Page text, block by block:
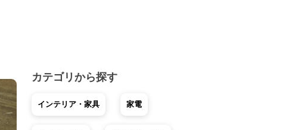
カテゴリから探す
インテリア・家具 家電